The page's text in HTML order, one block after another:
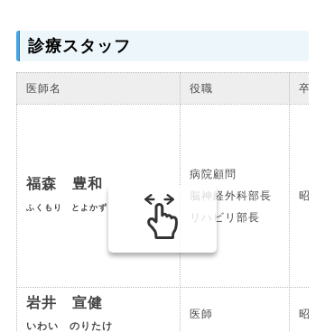
診療スタッフ
医師名 役職 卒年
福森 豊和
ふくもり とよかず
病院顧問
脳神経外科部長
リハビリ部長
昭和
岩井 宣健
いわい のりたけ
医師 昭和